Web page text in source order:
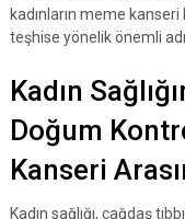
kadınların meme
teşhise yönelik önemli
Kadın
Doğum
Kanseri
Kadın sağlığı, çağdaş